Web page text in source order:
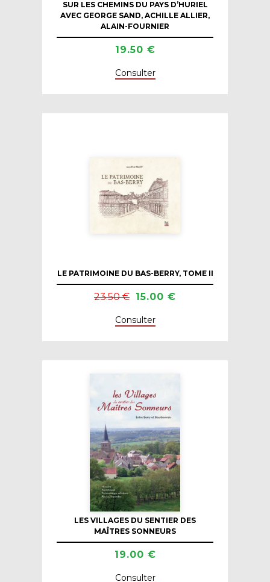
SUR LES CHEMINS DU PAYS D’HURIEL
AVEC GEORGE SAND, ACHILLE ALLIER,
ALAIN-FOURNIER
19.50 €
Consulter
LE PATRIMOINE DU BAS-BERRY, TOME II
23.50 € 15.00 €
Consulter
LES VILLAGES DU SENTIER DES
MAÎTRES SONNEURS
19.00 €
Consulter